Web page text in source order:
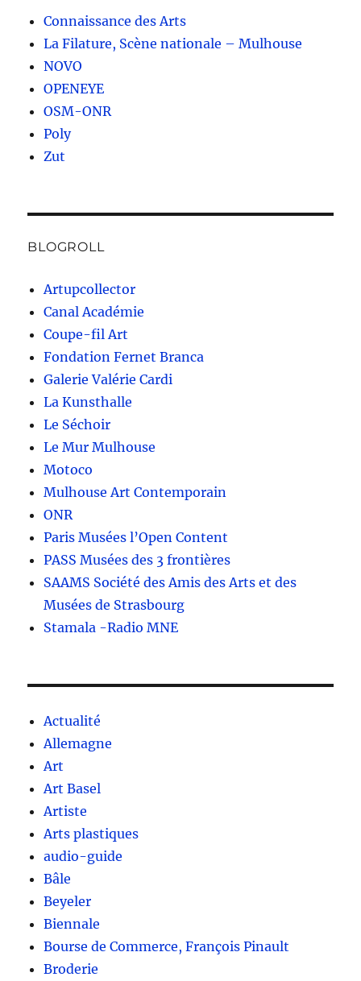
Connaissance des Arts
La Filature, Scène nationale – Mulhouse
NOVO
OPENEYE
OSM-ONR
Poly
Zut
BLOGROLL
Artupcollector
Canal Académie
Coupe-fil Art
Fondation Fernet Branca
Galerie Valérie Cardi
La Kunsthalle
Le Séchoir
Le Mur Mulhouse
Motoco
Mulhouse Art Contemporain
ONR
Paris Musées l’Open Content
PASS Musées des 3 frontières
SAAMS Société des Amis des Arts et des
Musées de Strasbourg
Stamala -Radio MNE
Actualité
Allemagne
Art
Art Basel
Artiste
Arts plastiques
audio-guide
Bâle
Beyeler
Biennale
Bourse de Commerce, François Pinault
Broderie